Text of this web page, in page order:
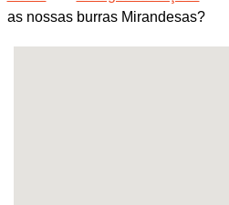
as nossas burras Mirandesas?